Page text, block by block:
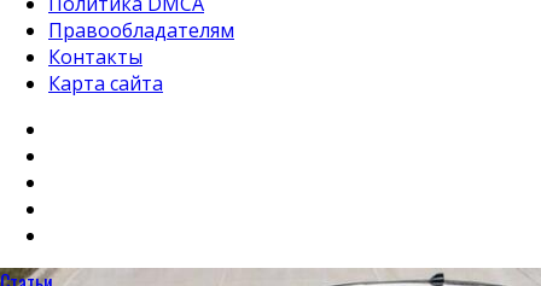
Правообладателям
Контакты
Карта сайта